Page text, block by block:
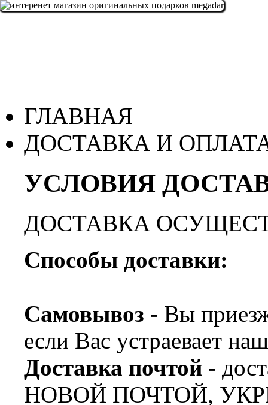
ГЛАВНАЯ
ДОСТАВКА И
УСЛОВИЯ
ДОСТАВКА
Способы доставки:
Самовывоз - Вы
если Вас устраевает
Доставка почтой -
НОВОЙ ПОЧТОЙ,